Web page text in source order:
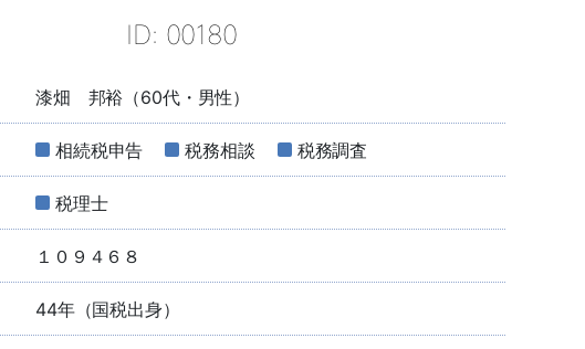
ID: 00180
漆畑 邦裕（60代・男性）
相続税申告 税務相談 税務調査
税理士
１０９４６８
44年（国税出身）